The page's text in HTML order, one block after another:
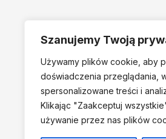
Szanujemy Twoją
Używamy plików cookie, aby
doświadczenia przeglądania,
spersonalizowane treści i
Klikając "Zaakceptuj
używanie przez nas plików
Należymy do